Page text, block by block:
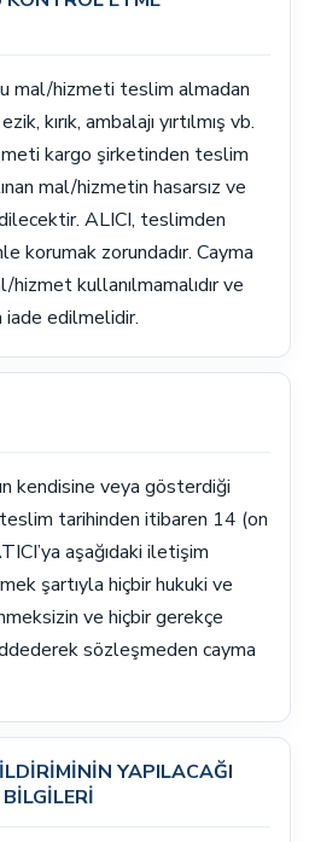
mal/hizmeti teslim almadan
kırık, ambalajı yırtılmış vb.
kargo şirketinden teslim
mal/hizmetin hasarsız ve
ALICI, teslimden
korumak zorundadır. Cayma
hizmet kullanılmamalıdır ve
edilmelidir.
kendisine veya gösterdiği
tarihinden itibaren 14 (on
aşağıdaki iletişim
şartıyla hiçbir hukuki ve
ve hiçbir gerekçe
sözleşmeden cayma
YAPILACAĞI